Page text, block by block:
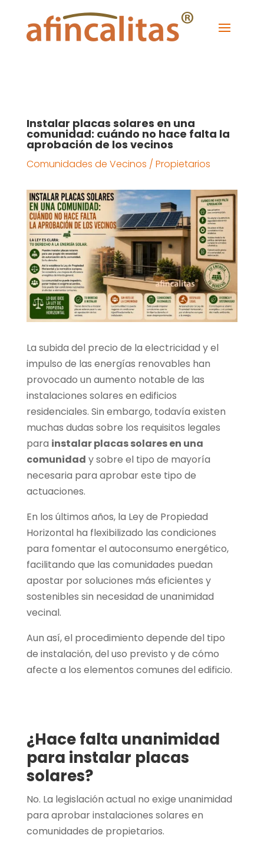
Instalar placas solares en una
comunidad: cuándo no hace falta la
aprobación de los vecinos
Comunidades de Vecinos / Propietarios
La subida del precio de la electricidad y el
impulso de las energías renovables han
provocado un aumento notable de las
instalaciones solares en edificios
residenciales. Sin embargo, todavía existen
muchas dudas sobre los requisitos legales
para instalar placas solares en una
comunidad y sobre el tipo de mayoría
necesaria para aprobar este tipo de
actuaciones.
En los últimos años, la Ley de Propiedad
Horizontal ha flexibilizado las condiciones
para fomentar el autoconsumo energético,
facilitando que las comunidades puedan
apostar por soluciones más eficientes y
sostenibles sin necesidad de unanimidad
vecinal.
Aun así, el procedimiento depende del tipo
de instalación, del uso previsto y de cómo
afecte a los elementos comunes del edificio.
¿Hace falta unanimidad
para instalar placas
solares?
No. La legislación actual no exige unanimidad
para aprobar instalaciones solares en
comunidades de propietarios.